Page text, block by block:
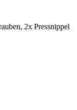
2x Pressnippel